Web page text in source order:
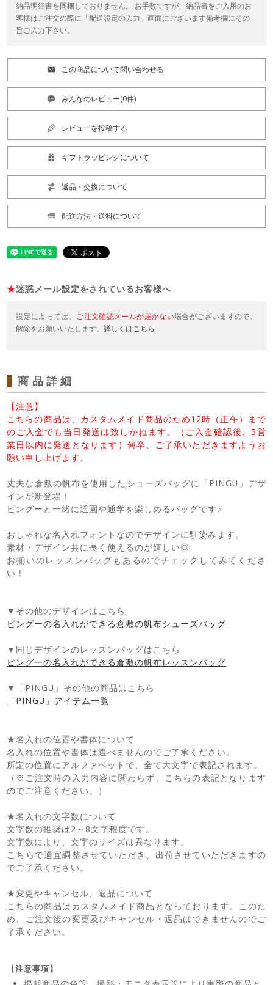
納品明細書を同梱しておりません。 お手数ですが、納品書をご入用のお
客様はご注文の際に「配送設定の入力」画面にございます備考欄にその
旨ご入力下さい。
この商品について問い合わせる
みんなのレビュー(0件)
レビューを投稿する
ギフトラッピングについて
返品・交換について
配送方法・送料について
★迷惑メール設定をされているお客様へ
設定によっては、 ご注文確認メールが届かない場合がございますので、
解除をお願いいたします。詳しくはこちら
商品詳細
【注意】
こちらの商品は、カスタムメイド商品のため12時（正午）まで
のご入金でも当日発送は致しかねます。（ご入金確認後、5営
業日以内に発送となります）何卒、ご了承いただきますようお
願い申し上げます。
丈夫な倉敷の帆布を使用したシューズバッグに「PINGU」デザ
インが新登場！
ピングーと一緒に通園や通学を楽しめるバッグです♪
おしゃれな名入れフォントなのでデザインに馴染みます。
素材・デザイン共に長く使えるのが嬉しい◎
お揃いのレッスンバッグもあるのでチェックしてみてくださ
い！
▼その他のデザインはこちら
ピングーの名入れができる倉敷の帆布シューズバッグ
▼同じデザインのレッスンバッグはこちら
ピングーの名入れができる倉敷の帆布レッスンバッグ
▼「PINGU」その他の商品はこちら
「PINGU」アイテム一覧
★名入れの位置や書体について
名入れの位置や書体は選べませんのでご了承ください。
所定の位置にアルファベットで、全て大文字で表記されます。
（※ご注文時の入力内容に関わらず、こちらの表記となります
のでご注意ください。）
★名入れの文字数について
文字数の推奨は2～8文字程度です。
文字数により、文字のサイズは異なります。
こちらで適宜調整させていただき、出荷させていただきますの
でご了承ください。
★変更やキャンセル、返品について
こちらの商品はカスタムメイド商品となっております。このた
め、ご注文後の変更及びキャンセル・返品はできませんのでご
了承ください。
【注意事項】